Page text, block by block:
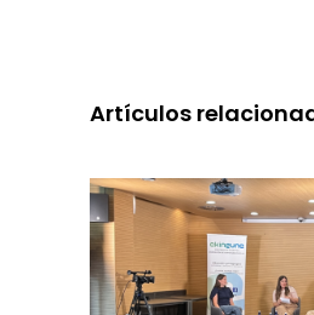
Artículos